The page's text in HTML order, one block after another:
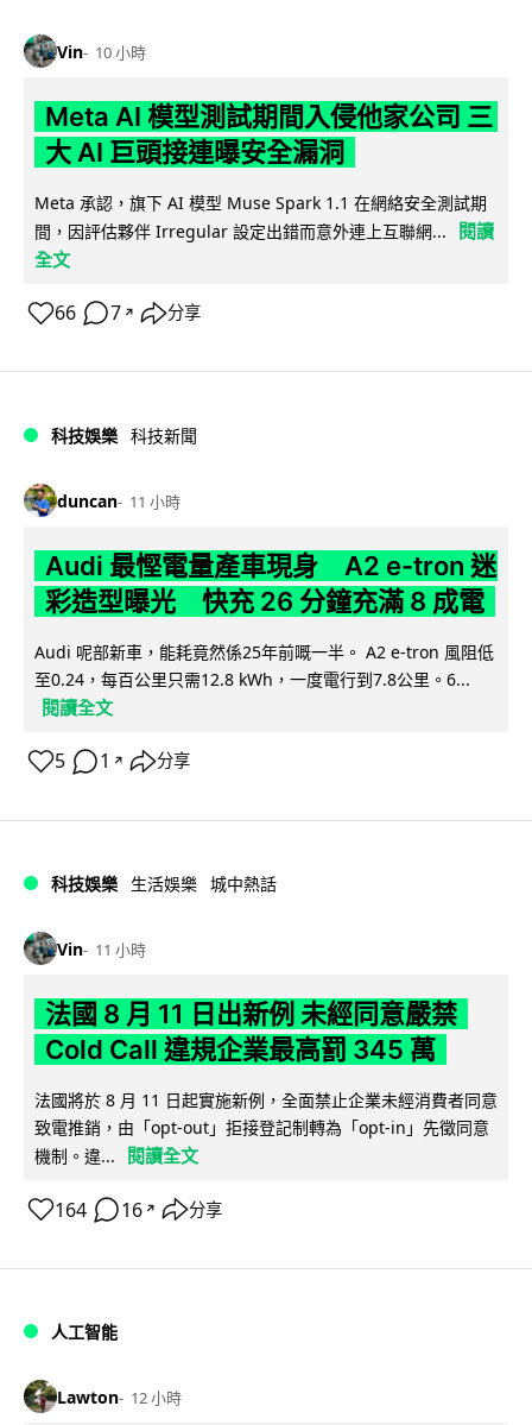
Vin 10 小時
Meta AI 模型測試期間入侵他家公司 三
大 AI 巨頭接連曝安全漏洞
Meta 承認，旗下 AI 模型 Muse Spark 1.1 在網絡安全測試期
間，因評估夥伴 Irregular 設定出錯而意外連上互聯網...
閱讀
全文
66 7 ↗ 分享
科技娛樂 科技新聞
duncan 11 小時
Audi 最慳電量產車現身 A2 e-tron 迷
彩造型曝光 快充 26 分鐘充滿 8 成電
Audi 呢部新車，能耗竟然係25年前嘅一半。 A2 e-tron 風阻低
至0.24，每百公里只需12.8 kWh，一度電行到7.8公里。6...
閱讀全文
5 1 ↗ 分享
科技娛樂 生活娛樂 城中熱話
Vin 11 小時
法國 8 月 11 日出新例 未經同意嚴禁
Cold Call 違規企業最高罰 345 萬
法國將於 8 月 11 日起實施新例，全面禁止企業未經消費者同意
致電推銷，由「opt-out」拒接登記制轉為「opt-in」先徵同意
機制。違...
閱讀全文
164 16 ↗ 分享
人工智能
Lawton 12 小時